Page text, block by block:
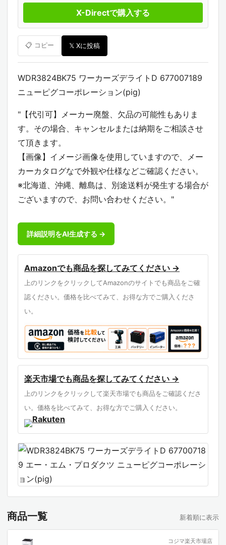
X-Directで購入する
📋 コピー 𝕏 Xに投稿
WDR3824BK75 ワーカーズデライトD 677007189
ニューピグコーポレーション(pig)
"【代引可】メーカー廃盤、欠品の可能性もありま
す。その場合、キャンセルまたは納期をご相談させ
て頂きます。
【画像】イメージ画像を使用していますので、メー
カーカタログなで外観や仕様などご確認ください。
※北海道、沖縄、離島は、別途送料が発生する場合が
ございますので、お問い合わせください。"
詳細説明をAI生成する →
Amazonでも商品を探してみてください →
上のリンクをクリックしてAmazonのサイトでも商品をご確
認ください。価格を比べてみて、お得な方でご購入くださ
い。
楽天市場でも商品を探してみてください →
上のリンクをクリックして楽天市場でも商品をご確認くださ
い。価格を比べてみて、お得な方でご購入ください。
商品一覧 新着順に表示
コジマ楽天市場店